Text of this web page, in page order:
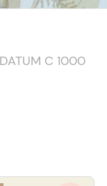
C 1000